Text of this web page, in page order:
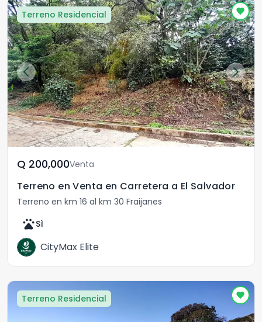
Terreno Residencial
Q	200,000Venta
Terreno en Venta en Carretera a El Salvador
Terreno en km 16 al km 30 Fraijanes
petsSì
CityMax Elite
Terreno Residencial